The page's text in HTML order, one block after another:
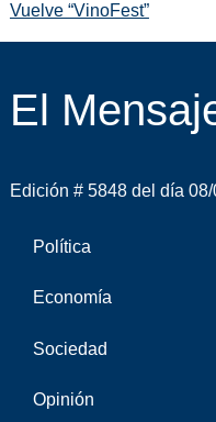
Vuelve “VinoFest”
El
Edición # 5848 del día
Política
Economía
Sociedad
Opinión